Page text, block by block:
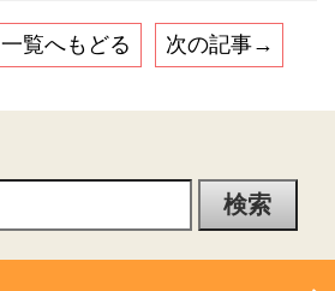
一覧へもどる 次の記事→